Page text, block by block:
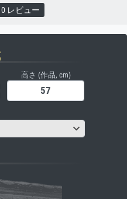
0 レビュー
高さ (作品, cm)